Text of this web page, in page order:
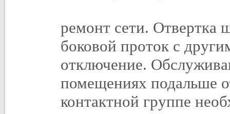
ремонт сети. Отвертка
боковой проток с
отключение.
помещениях подальше
контактной группе